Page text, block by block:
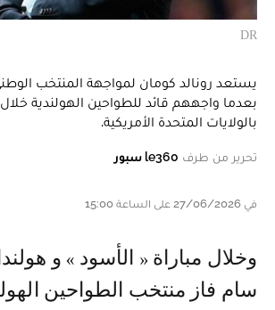
DR
يستعد رونالد كومان لمواجهة المنتخب
بالولايات المتحدة الأمريكية.
تحرير من طرف le360 سبور
في 27/06/2026 على الساعة 15:00
و خلال مباراة « الأسود » و هولندا ببلاد العم
سام فاز منتخب الطواحين